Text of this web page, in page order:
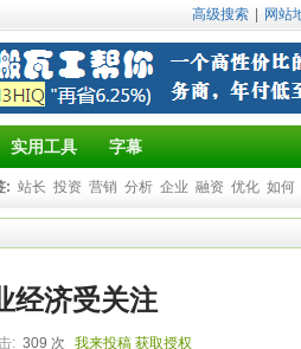
高级搜索 网站
实用工具 字幕
: 站长 投资 营销 分析 企业 融资 优化 如何
经济受关注
: 309 次 我来投稿 获取授权